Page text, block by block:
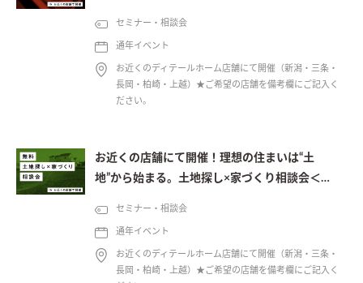
セミナー・相談会
通年イベント
お近くのディテールホーム店舗にて開催（新潟・三条・
長岡・柏崎・上越）★ご希望の店舗を備考欄にご記入く
ださい。
お近くの店舗にて開催！理想の住まいは“土
地”から始まる。土地探し×家づくり相談会＜予
セミナー・相談会
通年イベント
お近くのディテールホーム店舗にて開催（新潟・三条・
長岡・柏崎・上越）★ご希望の店舗を備考欄にご記入く